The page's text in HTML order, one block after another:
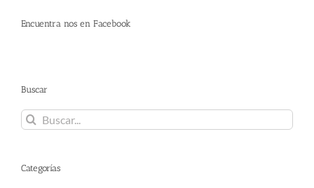
Encuentra nos en Facebook
Buscar
Buscar:
Categorías